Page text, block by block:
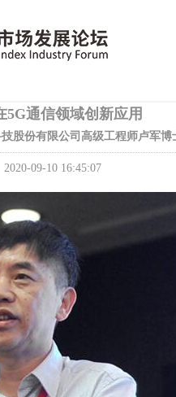
5G通信领域创新应用
股份有限公司高级工程师卢军博
2020-09-10 16:45:07